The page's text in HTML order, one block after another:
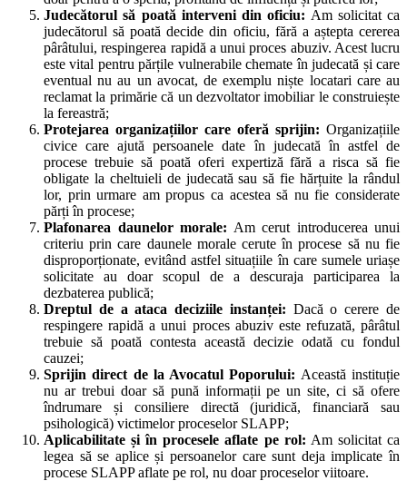
Judecătorul să poată interveni din oficiu: Am solicitat ca
judecătorul să poată decide din oficiu, fără a aștepta cererea
pârâtului, respingerea rapidă a unui proces abuziv. Acest lucru
este vital pentru părțile vulnerabile chemate în judecată și care
eventual nu au un avocat, de exemplu niște locatari care au
reclamat la primărie că un dezvoltator imobiliar le construiește
la fereastră;
Protejarea organizațiilor care oferă sprijin: Organizațiile
civice care ajută persoanele date în judecată în astfel de
procese trebuie să poată oferi expertiză fără a risca să fie
obligate la cheltuieli de judecată sau să fie hărțuite la rândul
lor, prin urmare am propus ca acestea să nu fie considerate
părți în procese;
Plafonarea daunelor morale: Am cerut introducerea unui
criteriu prin care daunele morale cerute în procese să nu fie
disproporționate, evitând astfel situațiile în care sumele uriașe
solicitate au doar scopul de a descuraja participarea la
dezbaterea publică;
Dreptul de a ataca deciziile instanței: Dacă o cerere de
respingere rapidă a unui proces abuziv este refuzată, pârâtul
trebuie să poată contesta această decizie odată cu fondul
cauzei;
Sprijin direct de la Avocatul Poporului: Această instituție
nu ar trebui doar să pună informații pe un site, ci să ofere
îndrumare și consiliere directă (juridică, financiară sau
psihologică) victimelor proceselor SLAPP;
Aplicabilitate și în procesele aflate pe rol: Am solicitat ca
legea să se aplice și persoanelor care sunt deja implicate în
procese SLAPP aflate pe rol, nu doar proceselor viitoare.